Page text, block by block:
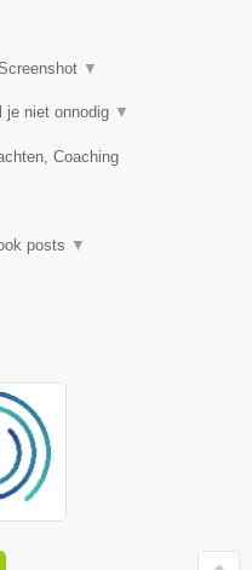
▼
je niet onnodig ▼
Coaching
posts ▼